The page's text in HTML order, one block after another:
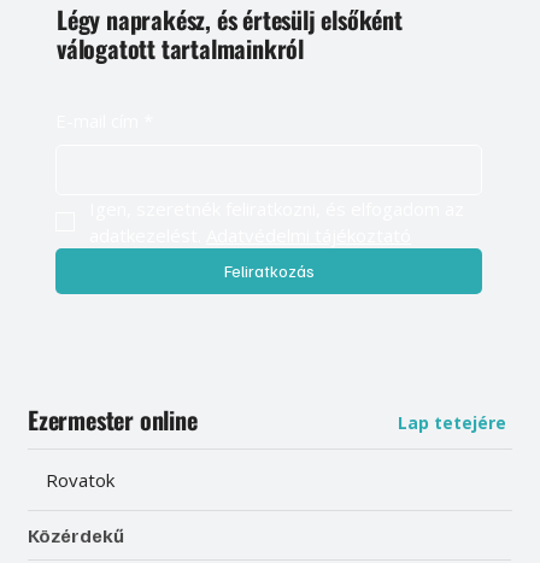
Légy naprakész, és értesülj elsőként
válogatott tartalmainkról
Feliratkozás
Ezermester online Lap tetejére
Rovatok
Közérdekű